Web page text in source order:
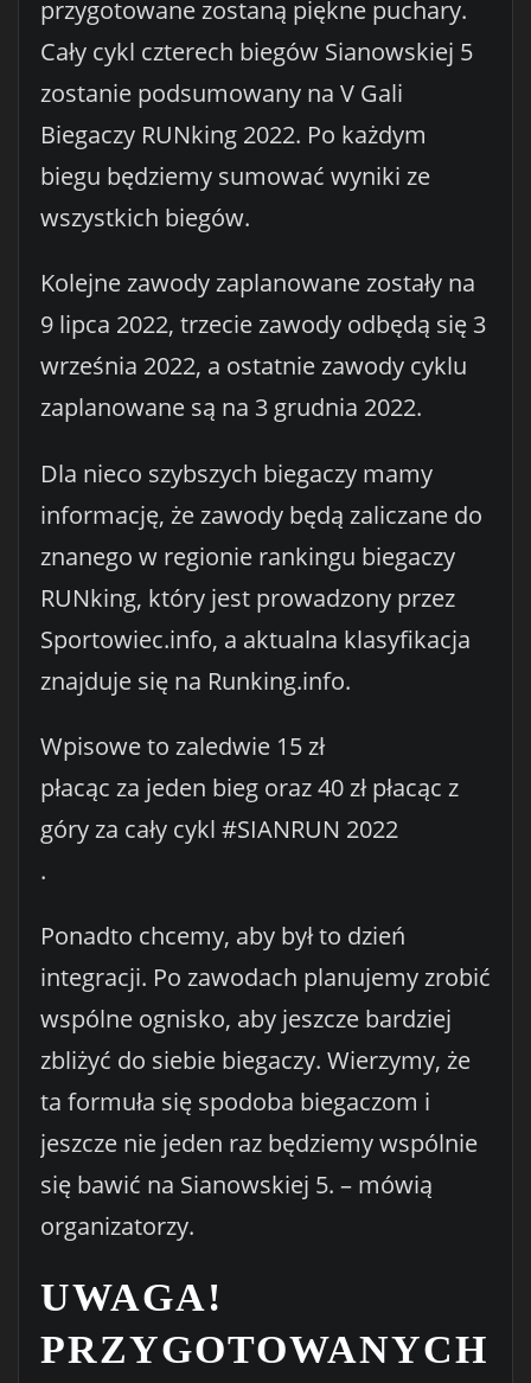
przygotowane zostaną piękne puchary.
Cały cykl czterech biegów Sianowskiej 5
zostanie podsumowany na V Gali
Biegaczy RUNking 2022. Po każdym
biegu będziemy sumować wyniki ze
wszystkich biegów.
Kolejne zawody zaplanowane zostały na
9 lipca 2022, trzecie zawody odbędą się 3
września 2022, a ostatnie zawody cyklu
zaplanowane są na 3 grudnia 2022.
Dla nieco szybszych biegaczy mamy
informację, że zawody będą zaliczane do
znanego w regionie rankingu biegaczy
RUNking, który jest prowadzony przez
Sportowiec.info, a aktualna klasyfikacja
znajduje się na Runking.info.
Wpisowe to zaledwie 15 zł
płacąc za jeden bieg oraz 40 zł płacąc z
góry za cały cykl #SIANRUN 2022
.
Ponadto chcemy, aby był to dzień
integracji. Po zawodach planujemy zrobić
wspólne ognisko, aby jeszcze bardziej
zbliżyć do siebie biegaczy. Wierzymy, że
ta formuła się spodoba biegaczom i
jeszcze nie jeden raz będziemy wspólnie
się bawić na Sianowskiej 5. – mówią
organizatorzy.
UWAGA!
PRZYGOTOWANYCH